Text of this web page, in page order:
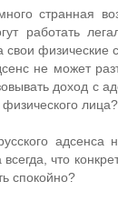
странная
работать
свои физические
не может
доход с
лица?
адсенса
что
спокойно?